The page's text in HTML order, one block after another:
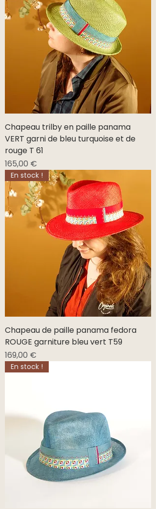
Chapeau trilby en paille panama
VERT garni de bleu turquoise et de
rouge T 61
Prix
165,00 €
En stock !
Chapeau de paille panama fedora
ROUGE garniture bleu vert T59
Prix
169,00 €
En stock !